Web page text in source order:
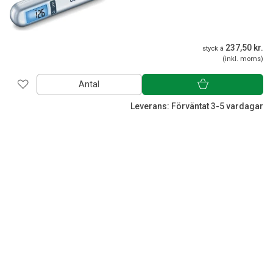
styck á 237,50 kr.
(inkl. moms)
Antal
Leverans: Förväntat 3-5 vardagar